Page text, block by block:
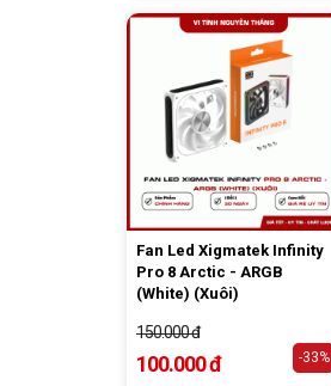
Fan Led Xigmatek Infinity
Pro 8 Arctic - ARGB
(White) (Xuôi)
150.000 đ
100.000 đ -33%